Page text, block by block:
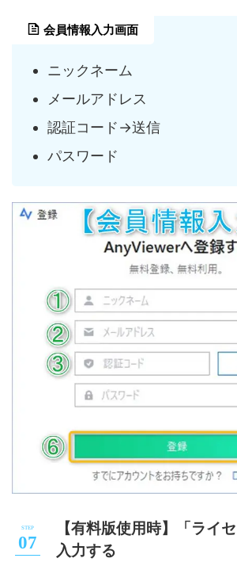
会員情報入力画面
ニックネーム
メールアドレス
認証コード→送信
パスワード
【有料版使用時】「ライ
入力する